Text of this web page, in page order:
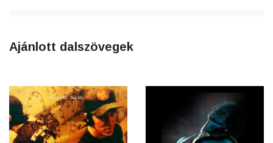
Ajánlott dalszövegek